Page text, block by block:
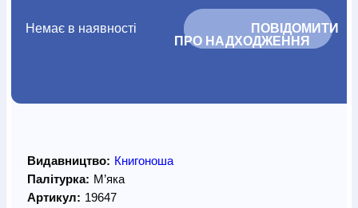
Немає в наявності
			ПОВІДОМИТИ
ПРО НАДХОДЖЕННЯ
Видавництво: Книгоноша
Палітурка: М’яка
Артикул: 19647